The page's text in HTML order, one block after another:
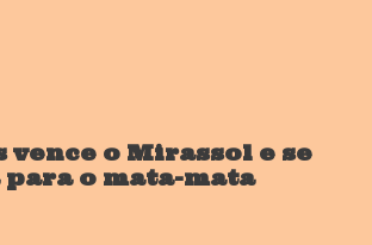
vence o Mirassol e se
o mata-mata